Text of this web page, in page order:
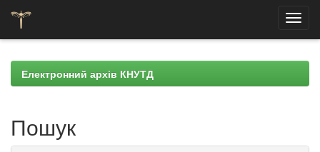
navigationЕлектронний архів КНУТД
Пошук